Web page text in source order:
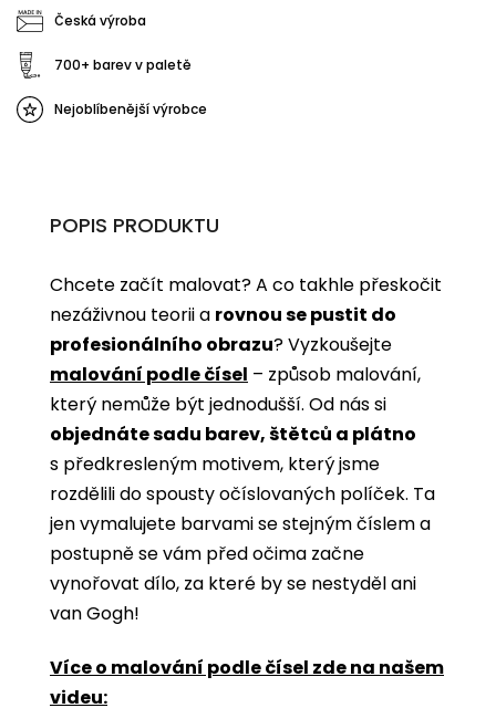
Česká výroba
700+ barev v paletě
Nejoblíbenější výrobce
POPIS PRODUKTU
Chcete začít malovat? A co takhle přeskočit
nezáživnou teorii a rovnou se pustit do
profesionálního obrazu? Vyzkoušejte
malování podle čísel ­­– způsob malování,
který nemůže být jednodušší. Od nás si
objednáte sadu barev, štětců a plátno
s předkresleným motivem, který jsme
rozdělili do spousty očíslovaných políček. Ta
jen vymalujete barvami se stejným číslem a
postupně se vám před očima začne
vynořovat dílo, za které by se nestyděl ani
van Gogh!
Více o malování podle čísel zde na našem
videu: